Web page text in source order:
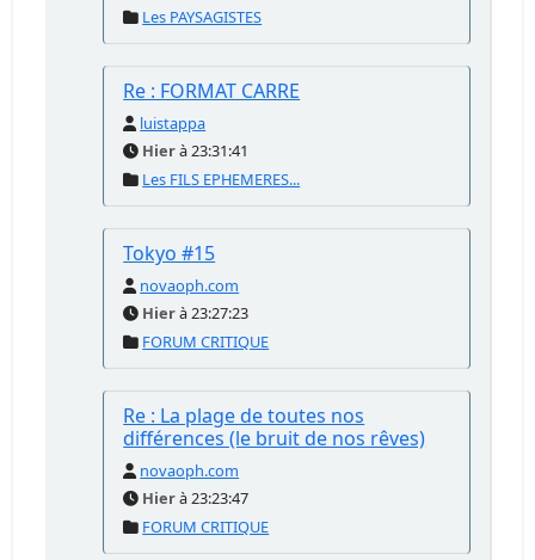
Les PAYSAGISTES
Re : FORMAT CARRE
luistappa
Hierà 23:31:41
Les FILS EPHEMERES...
Tokyo #15
novaoph.com
Hierà 23:27:23
FORUM CRITIQUE
Re : La plage de toutes nos
différences (le bruit de nos rêves)
novaoph.com
Hierà 23:23:47
FORUM CRITIQUE